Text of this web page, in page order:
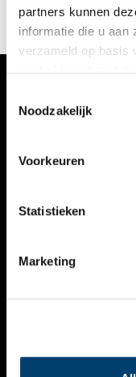
partners kunnen
informatie die u aan
verzameld op basis
Noodzakelijk
Voorkeuren
Statistieken
Marketing
VERHALEN
KALENDER
THEMA’S
VIDEO’S
CONTACT